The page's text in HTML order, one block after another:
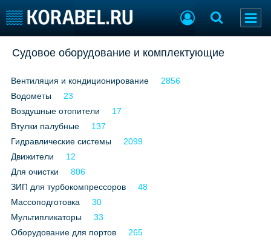
Пульс
Новости
Компании
Репутация
Работа
Крюинг
Журнал
Реклама
Доска объявлений
Оборудование
Материалы
Конференции
Выставки и семинары
Судовое оборудование и комплектующие
Вентиляция и кондиционирование
2856
Водометы
23
Воздушные отопители
17
Втулки палубные
137
Гидравлические системы
2099
Движители
12
Для очистки
806
ЗИП для турбокомпрессоров
48
Массоподготовка
30
Мультипликаторы
33
Оборудование для портов
265